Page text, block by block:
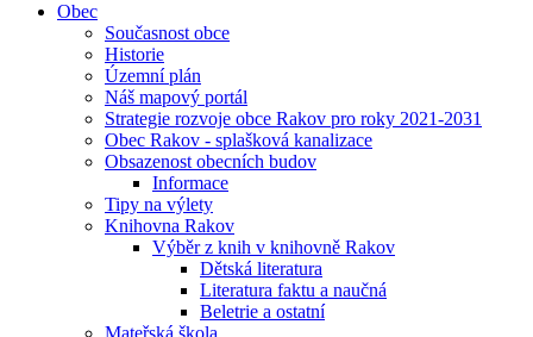
Obec
Současnost obce
Historie
Územní plán
Náš mapový portál
Strategie rozvoje obce Rakov pro roky 2021-2031
Obec Rakov - splašková kanalizace
Obsazenost obecních budov
Informace
Tipy na výlety
Knihovna Rakov
Výběr z knih v knihovně Rakov
Dětská literatura
Literatura faktu a naučná
Beletrie a ostatní
Mateřská škola